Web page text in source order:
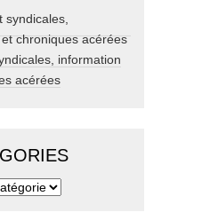
information
acérées